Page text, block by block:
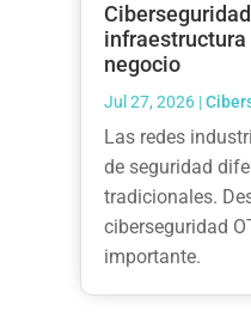
infraestructura
negocio
Jul 27, 2026 |
Las redes
de seguridad
tradicionales.
ciberseguridad
importante.